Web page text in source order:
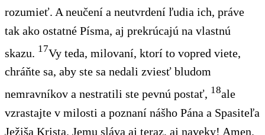
rozumieť. A neučení a neutvrdení ľudia ich, práve
tak ako ostatné Písma, aj prekrúcajú na vlastnú
skazu.
17Vy teda, milovaní, ktorí to vopred viete,
chráňte sa, aby ste sa nedali zviesť bludom
nemravníkov a nestratili ste pevnú postať, 18ale
vzrastajte v milosti a poznaní nášho Pána a Spasiteľa
Ježiša Krista. Jemu sláva aj teraz, aj naveky! Amen.